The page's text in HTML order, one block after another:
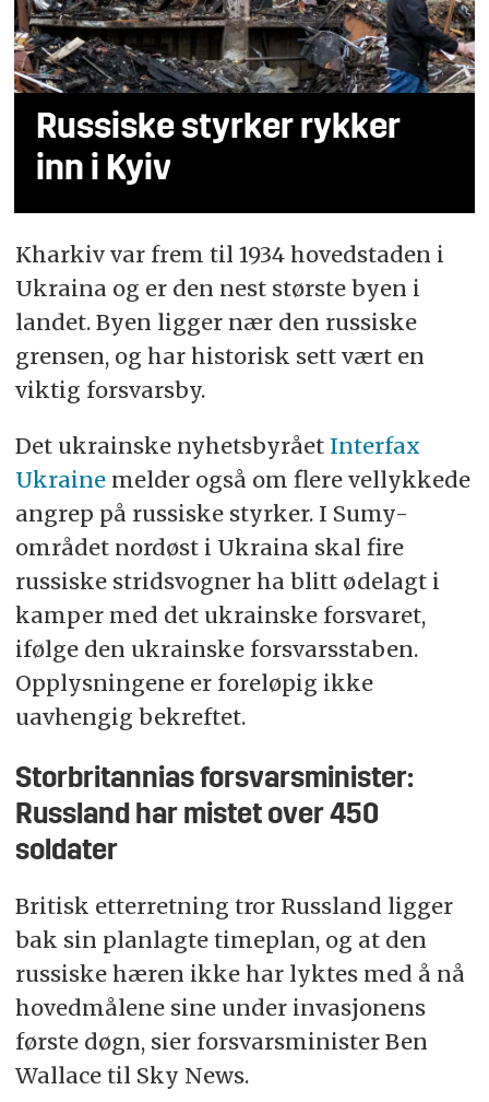
Russiske styrker rykker
inn i Kyiv
Kharkiv var frem til 1934 hovedstaden i
Ukraina og er den nest største byen i
landet. Byen ligger nær den russiske
grensen, og har historisk sett vært en
viktig forsvarsby.
Det ukrainske nyhetsbyrået Interfax
Ukraine melder også om flere vellykkede
angrep på russiske styrker. I Sumy-
området nordøst i Ukraina skal fire
russiske stridsvogner ha blitt ødelagt i
kamper med det ukrainske forsvaret,
ifølge den ukrainske forsvarsstaben.
Opplysningene er foreløpig ikke
uavhengig bekreftet.
Storbritannias forsvarsminister:
Russland har mistet over 450
soldater
Britisk etterretning tror Russland ligger
bak sin planlagte timeplan, og at den
russiske hæren ikke har lyktes med å nå
hovedmålene sine under invasjonens
første døgn, sier forsvarsminister Ben
Wallace til Sky News.